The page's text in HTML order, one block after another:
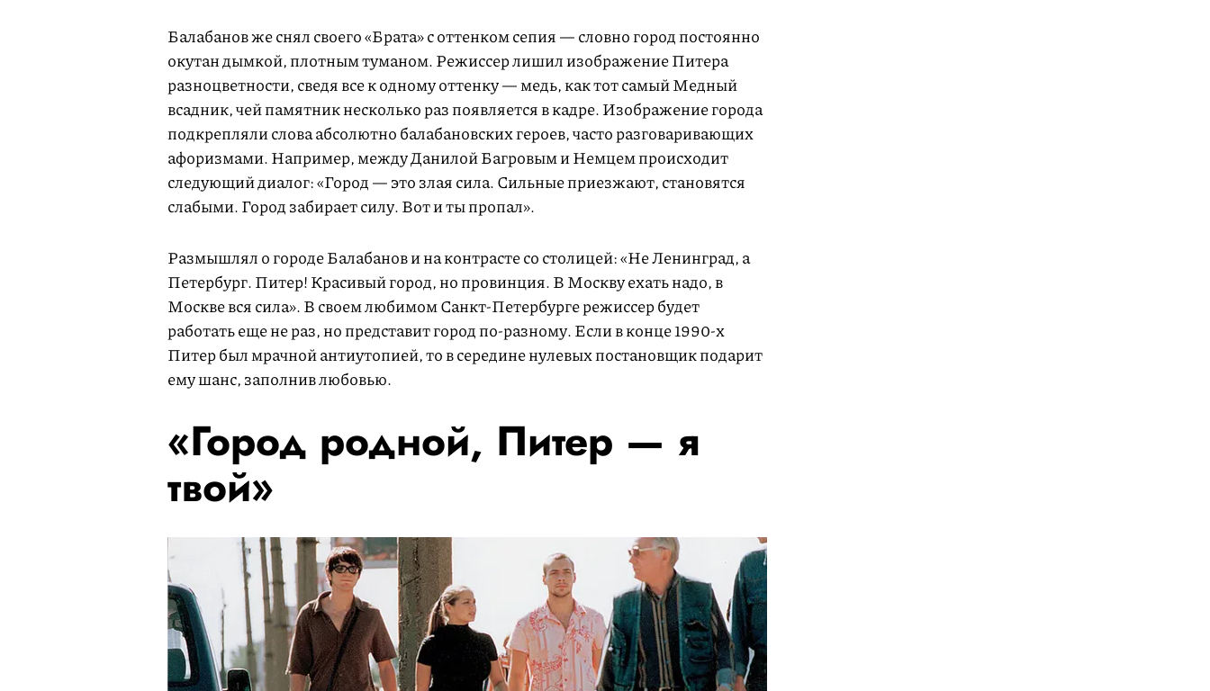
Балабанов же снял своего «Брата» с оттенком сепия — словно город постоянно
окутан дымкой, плотным туманом. Режиссер лишил изображение Питера
разноцветности, сведя все к одному оттенку — медь, как тот самый Медный
всадник, чей памятник несколько раз появляется в кадре. Изображение города
подкрепляли слова абсолютно балабановских героев, часто разговаривающих
афоризмами. Например, между Данилой Багровым и Немцем происходит
следующий диалог: «Город — это злая сила. Сильные приезжают, становятся
слабыми. Город забирает силу. Вот и ты пропал».
Размышлял о городе Балабанов и на контрасте со столицей: «Не Ленинград, а
Петербург. Питер! Красивый город, но провинция. В Москву ехать надо, в
Москве вся сила». В своем любимом Санкт-Петербурге режиссер будет
работать еще не раз, но представит город по-разному. Если в конце 1990-х
Питер был мрачной антиутопией, то в середине нулевых постановщик подарит
ему шанс, заполнив любовью.
«Город родной, Питер — я
твой»